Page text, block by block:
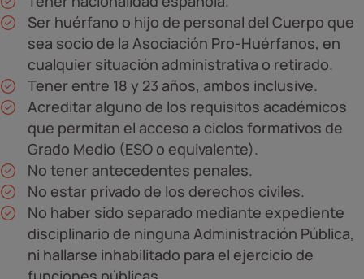
Ser huérfano o hijo de personal del Cuerpo que
sea socio de la Asociación Pro-Huérfanos, en
cualquier situación administrativa o retirado.
Tener entre 18 y 23 años, ambos inclusive.
Acreditar alguno de los requisitos académicos
que permitan el acceso a ciclos formativos de
Grado Medio (ESO o equivalente).
No tener antecedentes penales.
No estar privado de los derechos civiles.
No haber sido separado mediante expediente
disciplinario de ninguna Administración Pública,
ni hallarse inhabilitado para el ejercicio de